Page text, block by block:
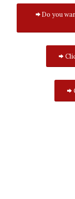
Do you